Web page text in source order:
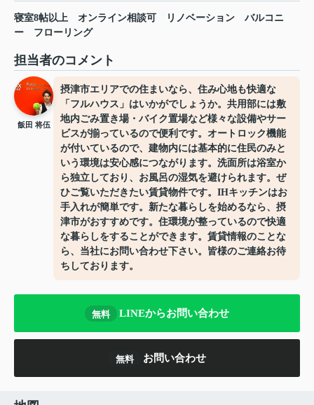
寝室8帖以上 オンライン相談可 リノベーション
バルコニ
ー
フローリング
担当者のコメント
飯田 将伍
摂津市エリアでの住まいなら、住み心地も快適な
「フルハウス」はいかがでしょうか。共用部には敷
地内ごみ置き場・バイク置場など様々な設備やサー
ビスが揃っているので便利です。オートロック機能
が付いているので、建物内には基本的に住民のみと
いう環境は安心感につながります。洗面所は浴室か
ら独立しており、お風呂の湿気を避けられます。ぜ
ひご覧いただきたい賃貸物件です。IHキッチンはお
手入れが簡単です。新たな暮らしを始めるなら、摂
津市がおすすめです。住環境が整っているので快適
な暮らしをすることができます。賃貸情報のことな
ら、当社にお問い合わせ下さい。皆様のご連絡お待
ちしております。
無料 LINEからお問い合わせ
無料 お問い合わせ